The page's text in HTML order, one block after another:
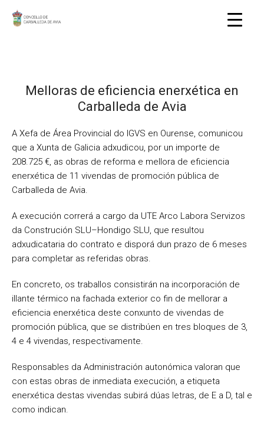
Melloras de eficiencia enerxética en
Carballeda de Avia
A Xefa de Área Provincial do IGVS en Ourense, comunicou
que a Xunta de Galicia adxudicou, por un importe de
208.725 €, as obras de reforma e mellora de eficiencia
enerxética de 11 vivendas de promoción pública de
Carballeda de Avia.
A execución correrá a cargo da UTE Arco Labora Servizos
da Construción SLU–Hondigo SLU, que resultou
adxudicataria do contrato e disporá dun prazo de 6 meses
para completar as referidas obras.
En concreto, os traballos consistirán na incorporación de
illante térmico na fachada exterior co fin de mellorar a
eficiencia enerxética deste conxunto de vivendas de
promoción pública, que se distribúen en tres bloques de 3,
4 e 4 vivendas, respectivamente.
Responsables da Administración autonómica valoran que
con estas obras de inmediata execución, a etiqueta
enerxética destas vivendas subirá dúas letras, de E a D, tal e
como indican.